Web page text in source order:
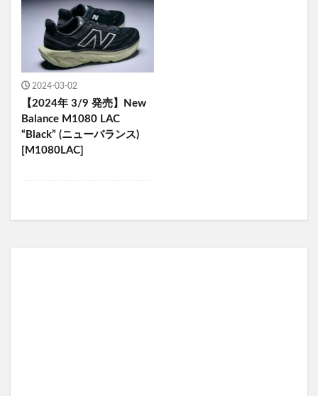
2024-03-02
【2024年 3/9 発売】New
Balance M1080 LAC
“Black” (ニューバランス)
[M1080LAC]